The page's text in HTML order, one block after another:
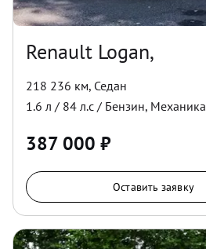
Renault Logan,
218 236 км, Седан
1.6 л / 84 л.с / Бензин, Механика
387 000 ₽
Оставить заявку